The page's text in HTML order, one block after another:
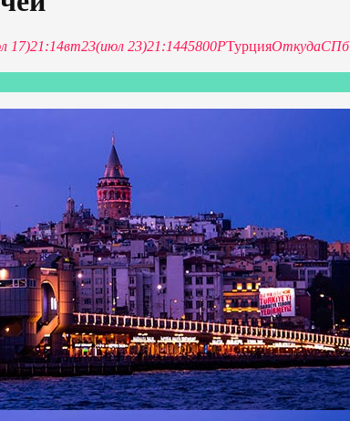
17)21:14вт23(июл 23)21:1445800РТурцияОткудаСПб